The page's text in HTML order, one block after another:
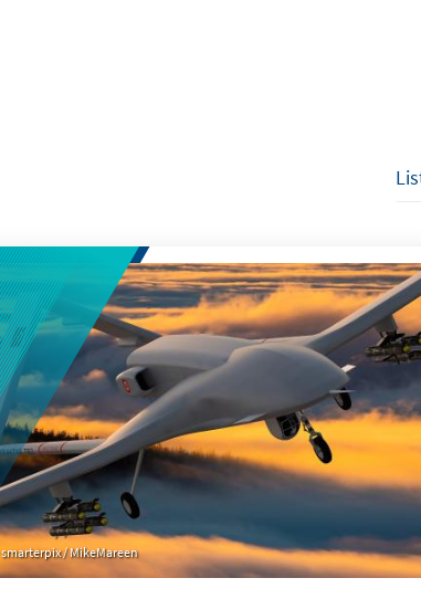
smarterpix / MikeMareen